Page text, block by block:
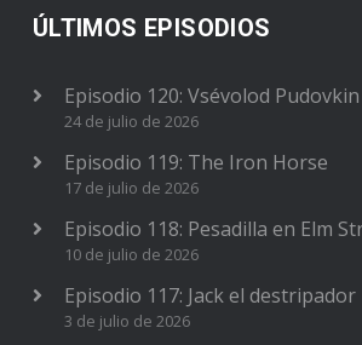
ÚLTIMOS EPISODIOS
Episodio 120: Vsévolod Pudovkin
24 de julio de 2026
Episodio 119: The Iron Horse
17 de julio de 2026
Episodio 118: Pesadilla en Elm
10 de julio de 2026
Episodio 117: Jack el destripador
3 de julio de 2026